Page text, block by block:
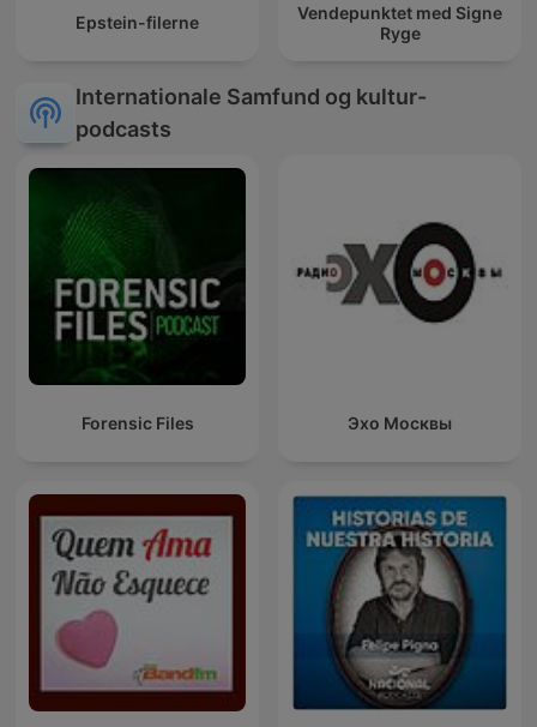
Epstein-filerne
Vendepunktet med Signe
Ryge
Internationale Samfund og kultur-
podcasts
Forensic Files Эхо Москвы